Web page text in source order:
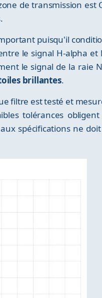
de transmission est
puisqu'il
le signal H-alpha et
le signal de la raie
brillantes.
filtre est testé et
tolérances
spécifications ne doit